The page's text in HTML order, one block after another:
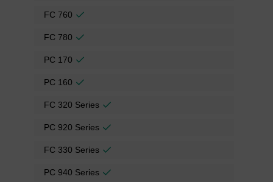
FC 760
FC 780
PC 170
PC 160
FC 320 Series
PC 920 Series
FC 330 Series
PC 940 Series